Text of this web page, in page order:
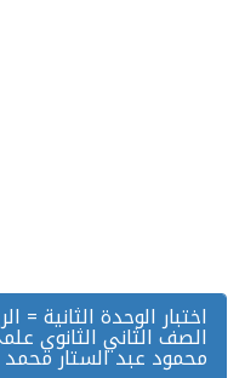
اختبار الوحدة الثانية
الصف الثاني الثانوي
محمود عبد الستار محمد